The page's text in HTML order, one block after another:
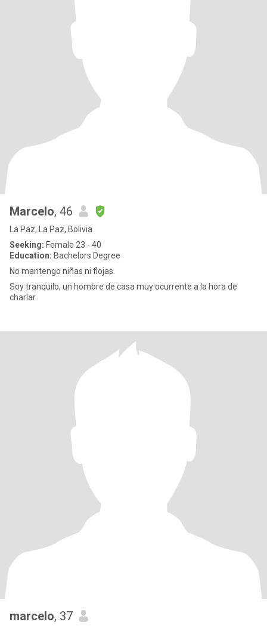
Marcelo, 46
La Paz, La Paz, Bolivia
Seeking: Female 23 - 40
Education: Bachelors Degree
No mantengo niñas ni flojas.
Soy tranquilo, un hombre de casa muy ocurrente a la hora de
charlar..
marcelo, 37